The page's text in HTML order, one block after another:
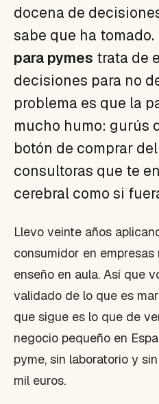
docena de
sabe que ha tomado.
para pymes trata de
decisiones para no
problema es que la
mucho humo: gurús
botón de comprar
consultoras que te
cerebral como si
Llevo veinte años
consumidor en
enseño en aula. Así que
validado de lo que es
que sigue es lo que de
negocio pequeño en
pyme, sin laboratorio y
mil euros.